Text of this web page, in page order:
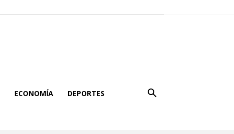
ECONOMÍA DEPORTES